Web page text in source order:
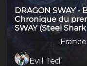
DRAGON SWAY -
Chronique du
SWAY (Steel Shark
France
Evil Ted